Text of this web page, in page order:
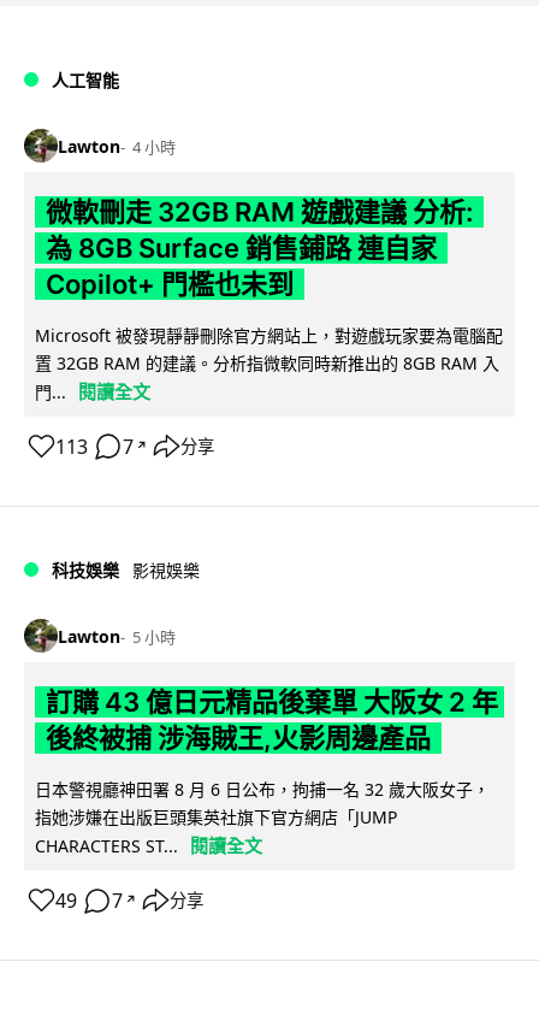
人工智能
Lawton 4 小時
微軟刪走 32GB RAM 遊戲建議 分析:
為 8GB Surface 銷售鋪路 連自家
Copilot+ 門檻也未到
Microsoft 被發現靜靜刪除官方網站上，對遊戲玩家要為電腦配
置 32GB RAM 的建議。分析指微軟同時新推出的 8GB RAM 入
門...
閱讀全文
113 7 ↗ 分享
科技娛樂 影視娛樂
Lawton 5 小時
訂購 43 億日元精品後棄單 大阪女 2 年
後終被捕 涉海賊王,火影周邊產品
日本警視廳神田署 8 月 6 日公布，拘捕一名 32 歲大阪女子，
指她涉嫌在出版巨頭集英社旗下官方網店「JUMP
CHARACTERS ST...
閱讀全文
49 7 ↗ 分享